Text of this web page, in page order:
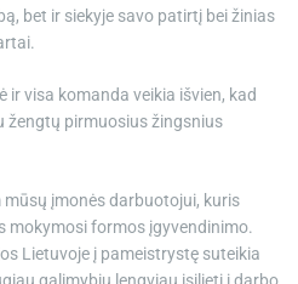
bet ir siekyje savo patirtį bei žinias
ir visa komanda veikia išvien, kad
žengtų pirmuosius žingsnius
mūsų įmonės darbuotojui, kuris
mokymosi formos įgyvendinimo.
Lietuvoje į pameistrystę suteikia